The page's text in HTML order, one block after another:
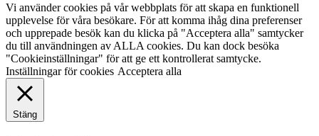
Vi använder cookies på vår webbplats för att skapa en funktionell
upplevelse för våra besökare. För att komma ihåg dina preferenser
och upprepade besök kan du klicka på "Acceptera alla" samtycker
du till användningen av ALLA cookies. Du kan dock besöka
"Cookieinställningar" för att ge ett kontrollerat samtycke.
Inställningar för cookies Acceptera alla
Stäng